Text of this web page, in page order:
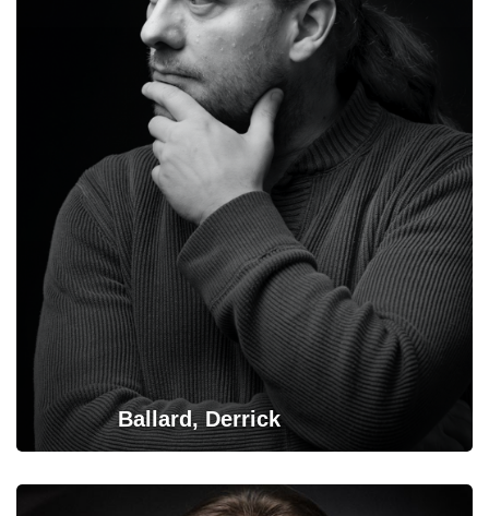
Ballard, Derrick